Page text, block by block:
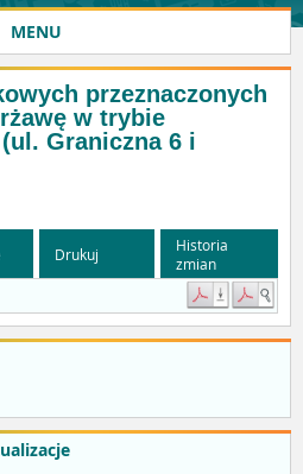
MENU
przeznaczonych
w trybie
Graniczna 6 i
Drukuj
Historia
zmian